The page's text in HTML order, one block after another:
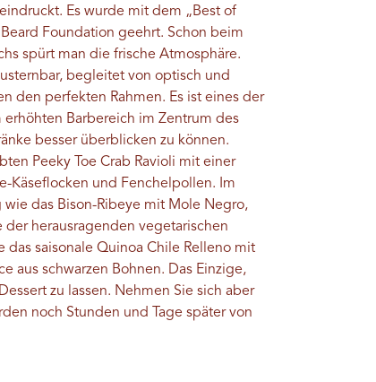
Es wurde mit dem „Best of
Foundation geehrt. Schon beim
spürt man die frische Atmosphäre.
begleitet von optisch und
den perfekten Rahmen. Es ist eines der
Barbereich im Zentrum des
besser überblicken zu können.
Peeky Toe Crab Ravioli mit einer
Käseflocken und Fenchelpollen. Im
das Bison-Ribeye mit Mole Negro,
herausragenden vegetarischen
saisonale Quinoa Chile Relleno mit
aus schwarzen Bohnen. Das Einzige,
zu lassen. Nehmen Sie sich aber
noch Stunden und Tage später von